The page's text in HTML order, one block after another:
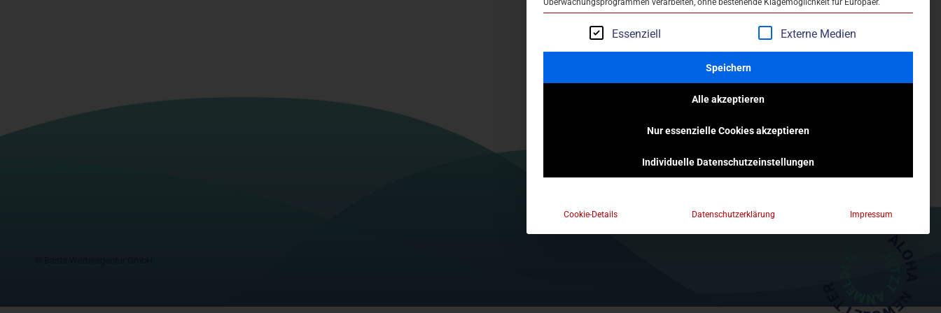
aqua-land@osterode.de
05522 9064 10
Essenziell Externe Medien
Speichern
Alle akzeptieren
Nur essenzielle Cookies akzeptieren
Individuelle Datenschutzeinstellungen
Cookie-Details Datenschutzerklärung Impressum